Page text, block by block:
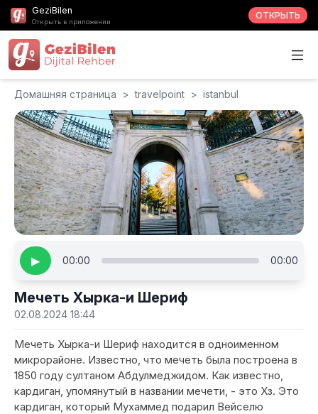
GeziBilen
Открыть в приложении
ОТКРЫТЬ
Домашняя страница > travelpoint > istanbul
▶ 00:00 00:00
Мечеть Хырка-и Шериф
02.08.2024 18:44
Мечеть Хырка-и Шериф находится в одноименном
микрорайоне. Известно, что мечеть была построена в
1850 году султаном Абдулмеджидом. Как известно,
кардиган, упомянутый в названии мечети, - это Хз. Это
кардиган, который Мухаммед подарил Вейселю